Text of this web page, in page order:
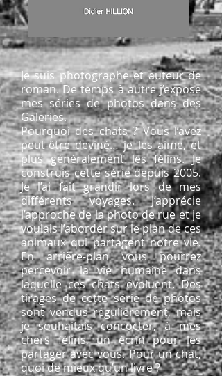
Je suis photographe et auteur de
roman. De temps à autre j’expose
mes séries de photos dans des
Galeries.
Pourquoi des chats ? Vous l’avez
peut-être deviné… je les aime, et
plus généralement les félins. Je
construis cette série depuis 2005.
Je l’ai fait grandir lors de mes
différents voyages. J’apprécie
l’approche de la photo de rue et je
voulais l’aborder sur le plan de ces
animaux qui partagent notre vie.
En arrière-plan vous pourrez
percevoir la vie humaine dans
laquelle ces chats évoluent. Des
tirages de cette série de photos
sont vendus régulièrement, mais
je souhaitais concocter, à mes
chers félins, un écrin pour les
partager avec vous. Pour un chat,
quoi de mieux qu’un livre ?